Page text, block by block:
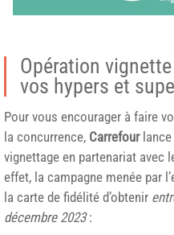
Opération
vos hypers et
Pour vous encourager à faire
la concurrence, Carrefourlance
vignettage en partenariat avec
effet, la campagne menée par
la carte de fidélité d’obtenir
décembre 2023: